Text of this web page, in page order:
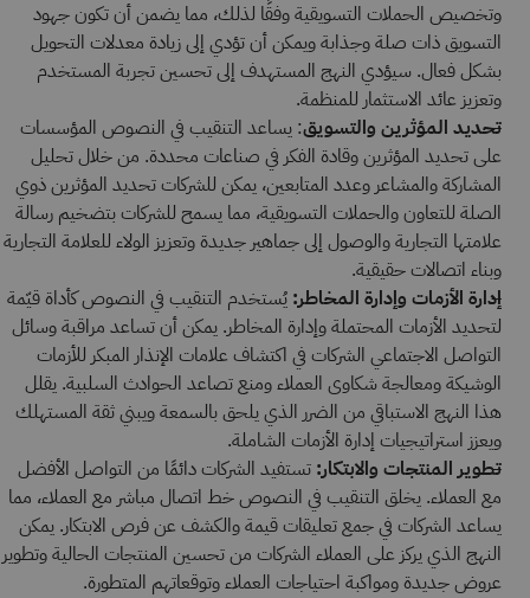
وتخصيص الحملات التسويقية وفقًا لذلك، مما يضمن أن تكون جهود
التسويق ذات صلة وجذابة ويمكن أن تؤدي إلى زيادة معدلات التحويل
بشكل فعال. سيؤدي النهج المستهدف إلى تحسين تجربة المستخدم
وتعزيز عائد الاستثمار للمنظمة.
تحديد المؤثرين والتسويق: يساعد التنقيب في النصوص المؤسسات
على تحديد المؤثرين وقادة الفكر في صناعات محددة. من خلال تحليل
المشاركة والمشاعر وعدد المتابعين، يمكن للشركات تحديد المؤثرين ذوي
الصلة للتعاون والحملات التسويقية، مما يسمح للشركات بتضخيم رسالة
علامتها التجارية والوصول إلى جماهير جديدة وتعزيز الولاء للعلامة التجارية
وبناء اتصالات حقيقية.
إدارة الأزمات وإدارة المخاطر: يُستخدم التنقيب في النصوص كأداة قيّمة
لتحديد الأزمات المحتملة وإدارة المخاطر. يمكن أن تساعد مراقبة وسائل
التواصل الاجتماعي الشركات في اكتشاف علامات الإنذار المبكر للأزمات
الوشيكة ومعالجة شكاوى العملاء ومنع تصاعد الحوادث السلبية. يقلل
هذا النهج الاستباقي من الضرر الذي يلحق بالسمعة ويبني ثقة المستهلك
ويعزز استراتيجيات إدارة الأزمات الشاملة.
تطوير المنتجات والابتكار: تستفيد الشركات دائمًا من التواصل الأفضل
مع العملاء. يخلق التنقيب في النصوص خط اتصال مباشر مع العملاء، مما
يساعد الشركات في جمع تعليقات قيمة والكشف عن فرص الابتكار. يمكن
النهج الذي يركز على العملاء الشركات من تحسين المنتجات الحالية وتطوير
عروض جديدة ومواكبة احتياجات العملاء وتوقعاتهم المتطورة.